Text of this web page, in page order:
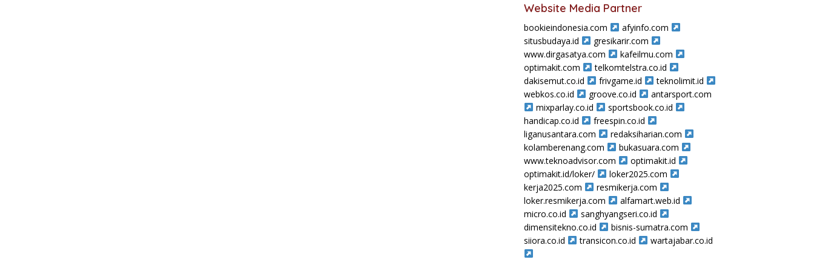
Website Media Partner
bookieindonesia.com
afyinfo.com
situsbudaya.id
gresikarir.com
www.dirgasatya.com
kafeilmu.com
optimakit.com
telkomtelstra.co.id
dakisemut.co.id
frivgame.id
teknolimit.id
webkos.co.id
groove.co.id
antarsport.com
mixparlay.co.id
sportsbook.co.id
handicap.co.id
freespin.co.id
liganusantara.com
redaksiharian.com
kolamberenang.com
bukasuara.com
www.teknoadvisor.com
optimakit.id
optimakit.id/loker/
loker2025.com
kerja2025.com
resmikerja.com
loker.resmikerja.com
alfamart.web.id
micro.co.id
sanghyangseri.co.id
dimensitekno.co.id
bisnis-sumatra.com
siiora.co.id
transicon.co.id wartajabar.co.id